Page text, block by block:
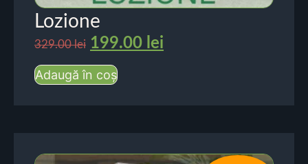
Lozione
329.00lei 199.00 lei
Adaugă în coș